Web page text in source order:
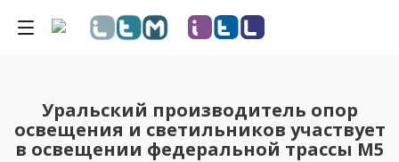
Уральский производитель опор
освещения и светильников участвует
в освещении федеральной трассы М5